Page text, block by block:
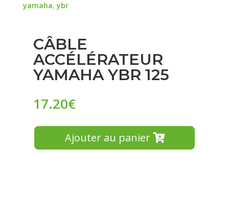
yamaha,ybr
CÂBLE
ACCÉLÉRATEUR
YAMAHA YBR 125
17.20€
Ajouter au panier